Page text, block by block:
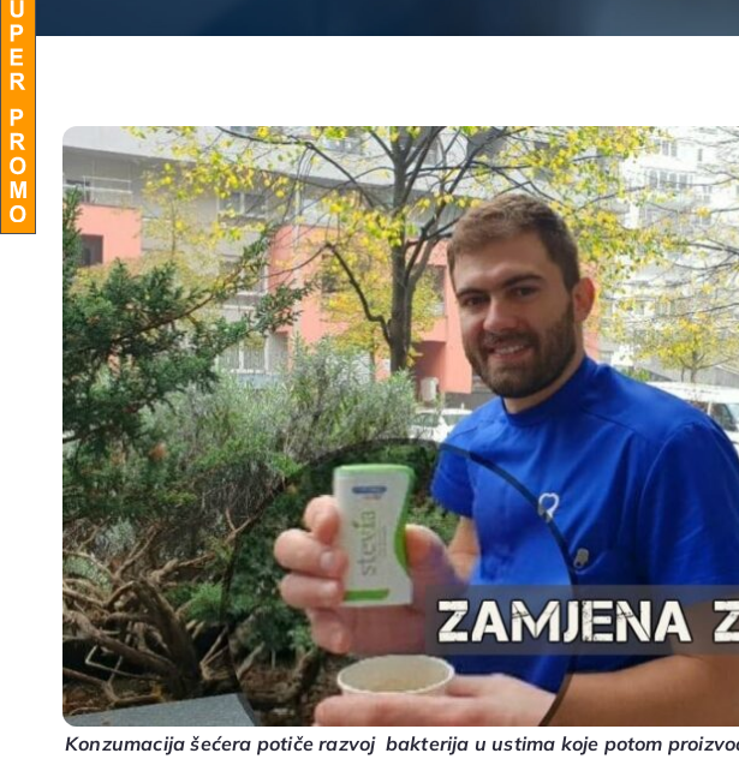
Konzumacija šećera potiče razvoj bakterija u ustima koje potom